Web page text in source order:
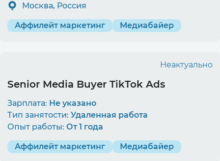
Аффилейт маркетинг Медиабайер
Москва, Россия
Senior Media Buyer TikTok Ads
Неактуально
Зарплата: Не указано
Тип занятости: Удаленная работа
Опыт работы: От 1 года
Аффилейт маркетинг Медиабайер